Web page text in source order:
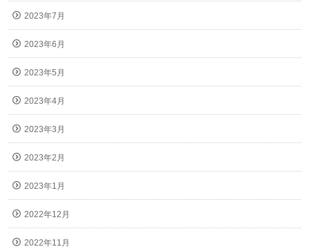
2023年7月
2023年6月
2023年5月
2023年4月
2023年3月
2023年2月
2023年1月
2022年12月
2022年11月